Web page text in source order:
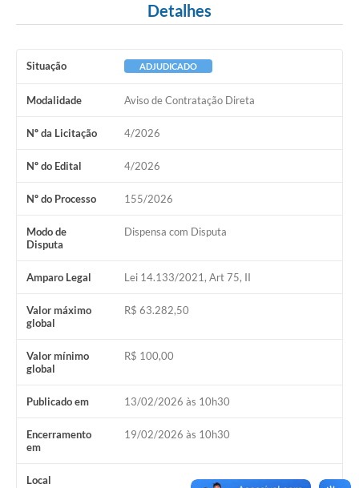
Detalhes
Situação ADJUDICADO
Modalidade Aviso de Contratação Direta
Nº da Licitação 4/2026
Nº do Edital 4/2026
Nº do Processo 155/2026
Modo de
Disputa
Dispensa com Disputa
Amparo Legal Lei 14.133/2021, Art 75, II
Valor máximo
global
R$ 63.282,50
Valor mínimo
global
R$ 100,00
Publicado em 13/02/2026 às 10h30
Encerramento
em
19/02/2026 às 10h30
Local